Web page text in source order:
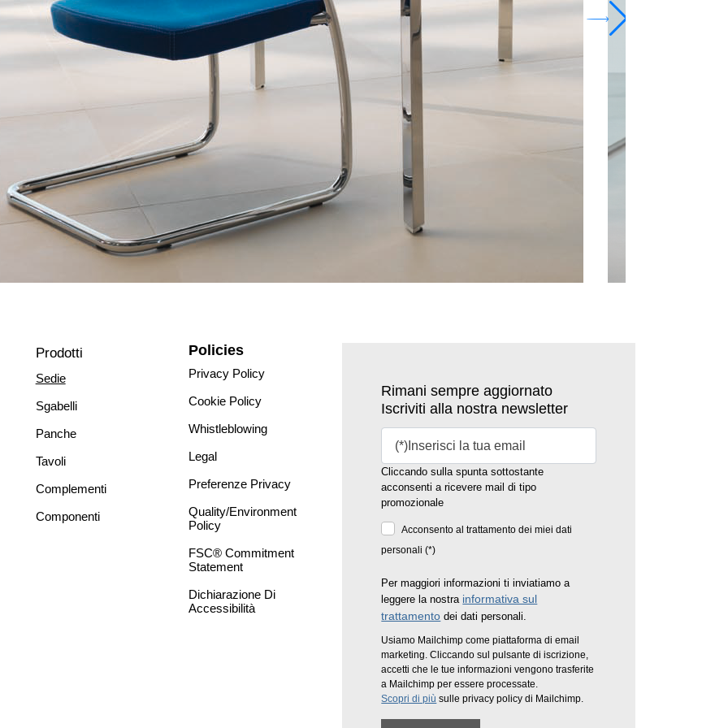
Prodotti
Sedie
Sgabelli
Panche
Tavoli
Complementi
Componenti
Policies
Privacy Policy
Cookie Policy
Whistleblowing
Legal
Preferenze Privacy
Quality/Environment
Policy
FSC® Commitment
Statement
Dichiarazione Di
Accessibilità
Rimani sempre aggiornato
Iscriviti alla nostra newsletter
Cliccando sulla spunta sottostante
acconsenti a ricevere mail di tipo
promozionale
Acconsento al trattamento dei miei dati
personali (*)
Per maggiori informazioni ti inviatiamo a
leggere la nostra informativa sul
trattamento dei dati personali.
Usiamo Mailchimp come piattaforma di email
marketing. Cliccando sul pulsante di iscrizione,
accetti che le tue informazioni vengono trasferite
a Mailchimp per essere processate.
Scopri di più sulle privacy policy di Mailchimp.